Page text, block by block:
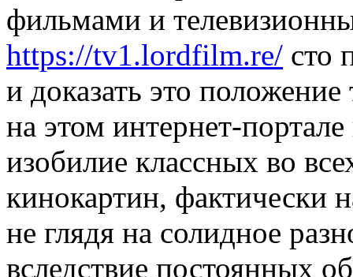
фильмами и
https://tv1.lordfilm.re/ сто
и доказать это
на этом интернет-
изобилие классных во
кинокартин, фактически
не глядя на солидное
вследствие постоянных